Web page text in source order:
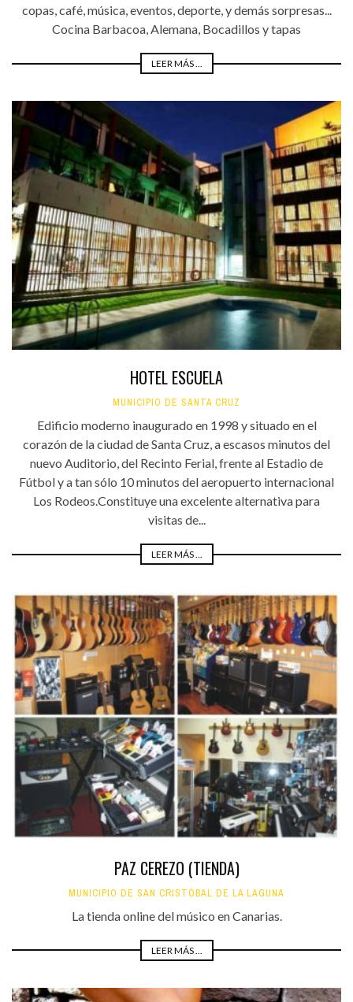
copas, café, música, eventos, deporte, y demás sorpresas...
Cocina Barbacoa, Alemana, Bocadillos y tapas
LEER MÁS ...
HOTEL ESCUELA
MUNICIPIO DE SANTA CRUZ
Edificio moderno inaugurado en 1998 y situado en el
corazón de la ciudad de Santa Cruz, a escasos minutos del
nuevo Auditorio, del Recinto Ferial, frente al Estadio de
Fútbol y a tan sólo 10 minutos del aeropuerto internacional
Los Rodeos.Constituye una excelente alternativa para
visitas de...
LEER MÁS ...
PAZ CEREZO (TIENDA)
MUNICIPIO DE SAN CRISTÓBAL DE LA LAGUNA
La tienda online del músico en Canarias.
LEER MÁS ...